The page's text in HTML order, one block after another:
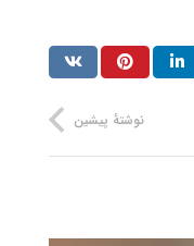
نوشتهٔ پیشین